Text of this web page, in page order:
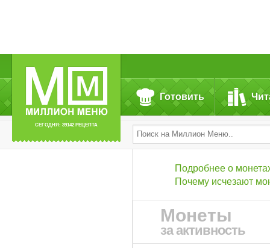
СЕГОДНЯ: 39142 РЕЦЕПТА
Готовить
Подробнее о
Почему исчезают
Монеты
за активность